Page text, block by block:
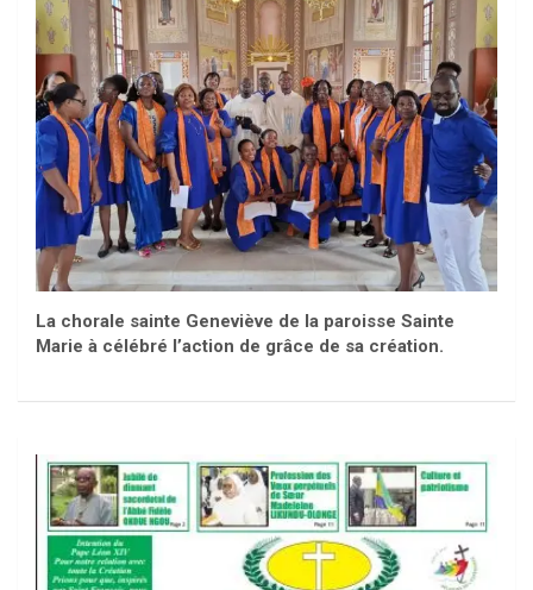
La chorale sainte Geneviève de la paroisse Sainte
Marie à célébré l’action de grâce de sa création.